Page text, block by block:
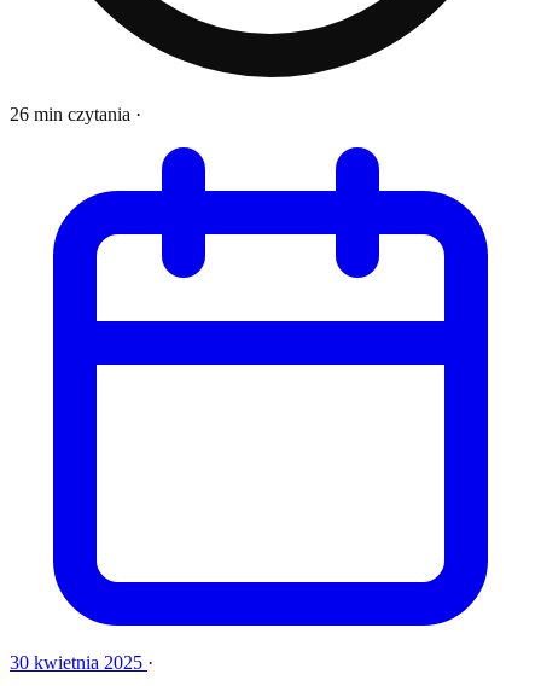
26 min czytania ·
30 kwietnia 2025 ·